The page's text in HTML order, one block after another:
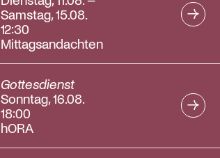
Samstag, 15.08.
12:30
Mittagsandachten
Gottesdienst
Sonntag, 16.08.
18:00
hORA